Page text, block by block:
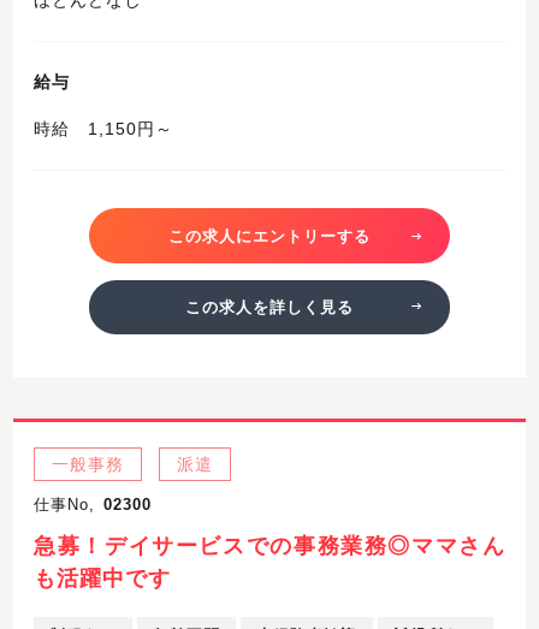
給与
時給 1,150円～
この求人にエントリーする
この求人を詳しく見る
一般事務 派遣
仕事No, 02300
急募！デイサービスでの事務業務◎ママさん
も活躍中です